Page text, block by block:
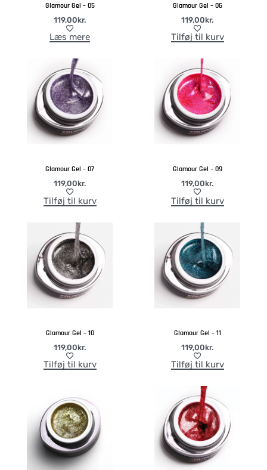
Glamour Gel – 05
119,00kr.
Læs mere
Glamour Gel – 06
119,00kr.
Tilføj til kurv
Glamour Gel – 07
119,00kr.
Tilføj til kurv
Glamour Gel – 09
119,00kr.
Tilføj til kurv
Glamour Gel – 10
119,00kr.
Tilføj til kurv
Glamour Gel – 11
119,00kr.
Tilføj til kurv